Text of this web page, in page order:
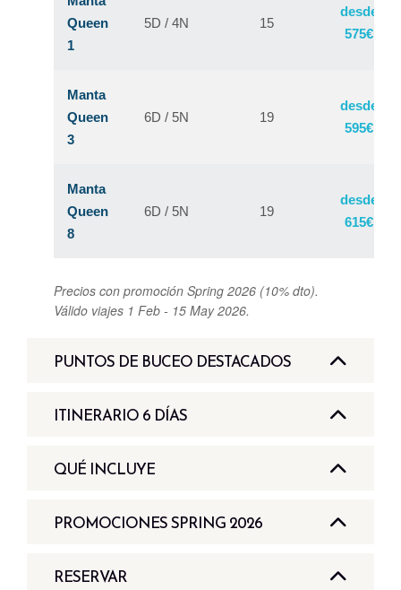
Queen
1
5D / 4N 15
desde
575€
Manta
Queen
3
6D / 5N 19
desde
595€
Manta
Queen
8
6D / 5N 19
desde
615€
Precios con promoción Spring 2026 (10% dto).
Válido viajes 1 Feb - 15 May 2026.
PUNTOS DE BUCEO DESTACADOS
Los Mejores Puntos de
MUNDIAL
ITINERARIO 6 DÍAS
Itinerario Típico - 6 Días / 5
1-2 Islas Similan
QUÉ INCLUYE
¿Qué Incluye el Safari?
PROMOCIONES SPRING 2026
Ofertas Spring 2026
RESERVAR